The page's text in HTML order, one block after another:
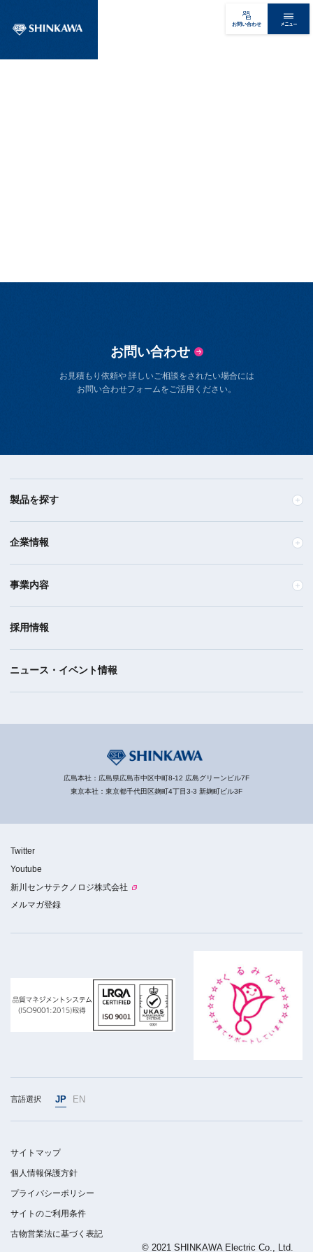
お問い合わせ メニュー
お問い合わせ
お見積もり依頼や 詳しいご相談をされたい場合には
お問い合わせフォームをご活用ください。
製品を探す
企業情報
事業内容
採用情報
ニュース・イベント情報
広島本社：広島県広島市中区中町8-12 広島グリーンビル7F
東京本社：東京都千代田区麹町4丁目3-3 新麹町ビル3F
Twitter
Youtube
新川センサテクノロジ株式会社
メルマガ登録
言語選択 JP EN
サイトマップ
個人情報保護方針
プライバシーポリシー
サイトのご利用条件
古物営業法に基づく表記
© 2021 SHINKAWA Electric Co., Ltd.